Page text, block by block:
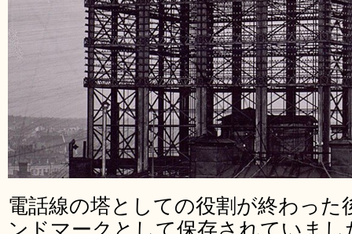
電話線の塔としての役割が終わっ
ンドマークとして保存されていま